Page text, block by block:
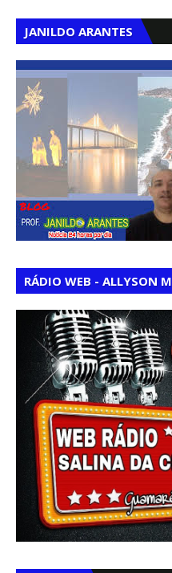
JANILDO ARANTES
RÁDIO WEB - ALLYSON